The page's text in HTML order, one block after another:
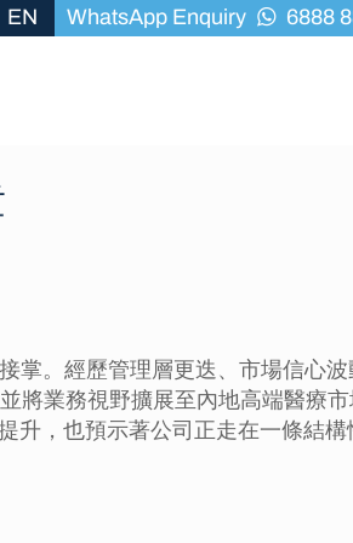
EN WhatsApp Enquiry 6888
。經歷管理層更迭、市場信心波
將業務視野擴展至內地高端醫療市
升，也預示著公司正走在一條結構